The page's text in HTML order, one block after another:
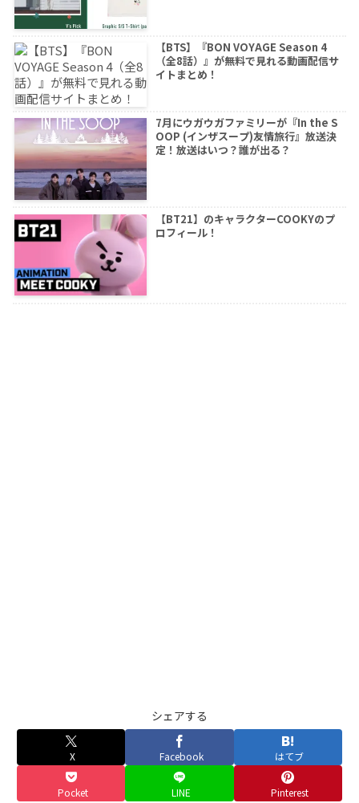
【BTS】『BON VOYAGE Season 4
（全8話）』が無料で見れる動画配信サ
イトまとめ！
7月にウガウガファミリーが『In the S
OOP (インザスープ)友情旅行』放送決
定！放送はいつ？誰が出る？
【BT21】のキャラクターCOOKYのプ
ロフィール！
シェアする
X Facebook はてブ
Pocket LINE Pinterest